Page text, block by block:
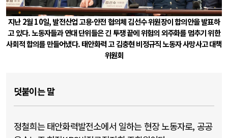
지난 2월 10일, 발전산업 고용·안전 협의체 김선수 위원장이 합의안을 발표하
고 있다. 노동자들과 연대 단위들은 긴 투쟁 끝에 위험의 외주화를 멈추기 위한
사회적 합의를 만들어냈다. 태안화력 고 김충현 비정규직 노동자 사망사고 대책
위원회
덧붙이는 말
정철희는 태안화력발전소에서 일하는 현장 노동자로, 공공